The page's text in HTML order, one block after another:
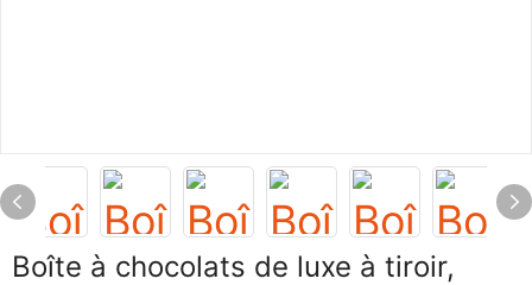
Boîte à chocolats de luxe à tiroir,